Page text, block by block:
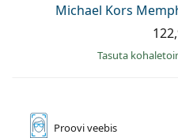
Michael Kors
Tasuta
Prooviveebis